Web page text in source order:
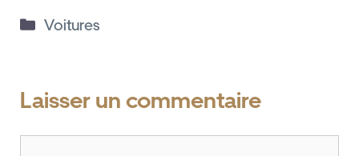
Catégories
Voitures
Laisser un commentaire